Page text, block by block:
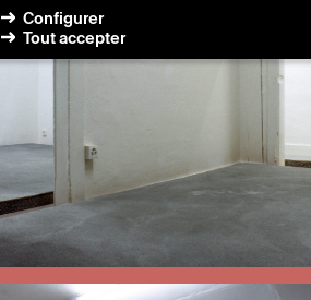
Configurer
Tout accepter